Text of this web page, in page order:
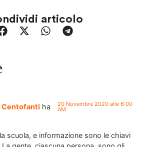
articolo
Centofanti ha
20 Novembre 2020 alle 6:00
AM
scuola, e informazione sono le chiavi